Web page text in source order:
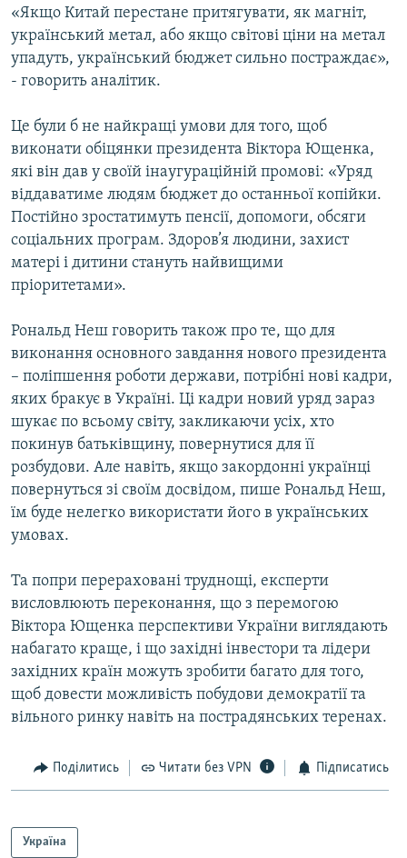
«Якщо Китай перестане притягувати, як магніт,
український метал, або якщо світові ціни на метал
упадуть, український бюджет сильно постраждає»,
- говорить аналітик.
Це були б не найкращі умови для того, щоб
виконати обіцянки президента Віктора Ющенка,
які він дав у своїй інаугураційній промові: «Уряд
віддаватиме людям бюджет до останньої копійки.
Постійно зростатимуть пенсії, допомоги, обсяги
соціальних програм. Здоров’я людини, захист
матері і дитини стануть найвищими
пріоритетами».
Рональд Неш говорить також про те, що для
виконання основного завдання нового президента
– поліпшення роботи держави, потрібні нові кадри,
яких бракує в Україні. Ці кадри новий уряд зараз
шукає по всьому світу, закликаючи усіх, хто
покинув батьківщину, повернутися для її
розбудови. Але навіть, якщо закордонні українці
повернуться зі своїм досвідом, пише Рональд Неш,
їм буде нелегко використати його в українських
умовах.
Та попри перераховані труднощі, експерти
висловлюють переконання, що з перемогою
Віктора Ющенка перспективи України виглядають
набагато краще, і що західні інвестори та лідери
західних країн можуть зробити багато для того,
щоб довести можливість побудови демократії та
вільного ринку навіть на пострадянських теренах.
Поділитись Читати без VPN Підписатись
Україна